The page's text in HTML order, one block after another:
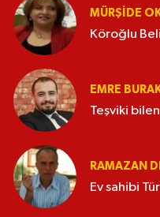
MÜRŞIDE
Köroğlu
EMRE
Teşviki
RAMAZAN
Ev sahibi